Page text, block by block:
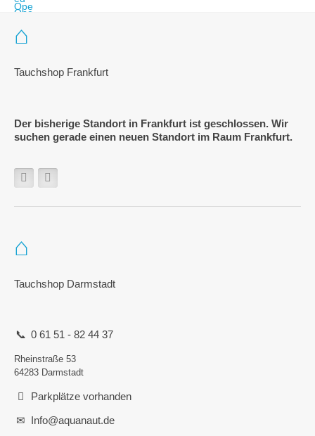
Tauchshop Frankfurt
Der bisherige Standort in Frankfurt ist geschlossen. Wir
suchen gerade einen neuen Standort im Raum Frankfurt.
Tauchshop Darmstadt
0 61 51 - 82 44 37
Rheinstraße 53
64283 Darmstadt
Parkplätze vorhanden
Info@aquanaut.de